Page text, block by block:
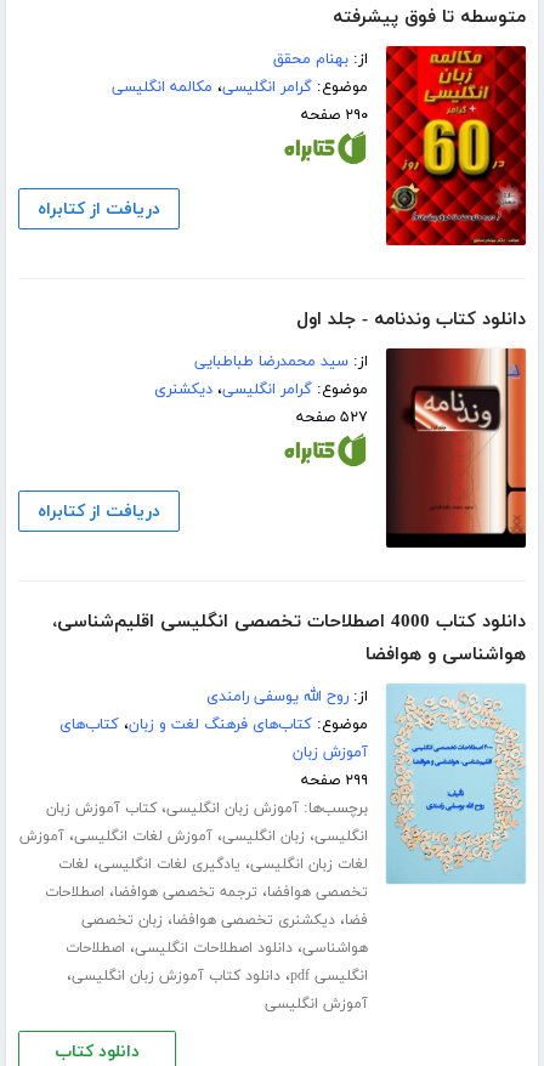
متوسطه تا فوق پیشرفته
از:بهنام محقق
موضوع:گرامر انگلیسی، مکالمه انگلیسی
۲۹۰ صفحه
دریافت از کتابراه
دانلود کتاب وندنامه - جلد اول
از:سید محمدرضا طباطبایی
موضوع:گرامر انگلیسی،دیکشنری
۵۲۷ صفحه
دریافت از کتابراه
دانلود کتاب 4000 اصطلاحات تخصصی انگلیسی اقلیم‌شناسی،
هواشناسی و هوافضا
از:روح الله یوسفی رامندی
موضوع:کتاب‌های فرهنگ لغت و زبان،کتاب‌های
آموزش زبان
۲۹۹ صفحه
برچسب‌ها:آموزش زبان انگلیسی،کتاب آموزش زبان
انگلیسی، زبان انگلیسی،آموزش لغات انگلیسی،آموزش
لغات زبان انگلیسی، یادگیری لغات انگلیسی، لغات
تخصصی هوافضا، ترجمه تخصصی هوافضا، اصطلاحات
فضا،دیکشنری تخصصی هوافضا، زبان تخصصی
هواشناسی،دانلود اصطلاحات انگلیسی، اصطلاحات
انگلیسی pdf
،دانلود کتاب آموزش زبان انگلیسی،
آموزش انگلیسی
دانلود کتاب